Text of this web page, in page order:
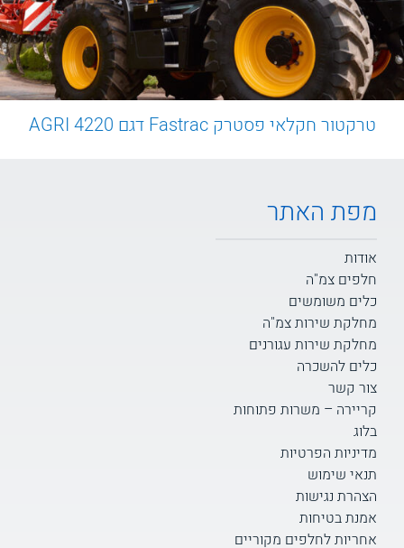
טרקטור חקלאי פסטרק Fastrac דגם 4220 AGRI
מפת האתר
אודות
חלפים צמ"ה
כלים משומשים
מחלקת שירות צמ"ה
מחלקת שירות עגורנים
כלים להשכרה
צור קשר
קריירה – משרות פתוחות
בלוג
מדיניות הפרטיות
תנאי שימוש
הצהרת נגישות
אמנת בטיחות
אחריות לחלפים מקוריים